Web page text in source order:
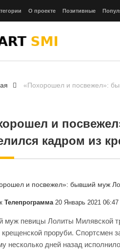
О проекте Позитивные
«Похорошел и посвежел»:
и
кадром из
Телепрограмма20 Январь 2021 06:47
муж певицы Лолиты Милявской
крещенской проруби. Спортсмен
несколько дней назад